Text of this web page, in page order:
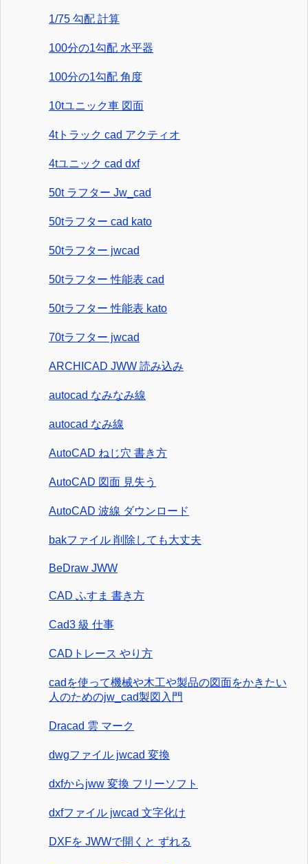
1/75 勾配 計算
100分の1勾配 水平器
100分の1勾配 角度
10tユニック車 図面
4tトラック cad アクティオ
4tユニック cad dxf
50t ラフター Jw_cad
50tラフター cad kato
50tラフター jwcad
50tラフター 性能表 cad
50tラフター 性能表 kato
70tラフター jwcad
ARCHICAD JWW 読み込み
autocad なみなみ線
autocad なみ線
AutoCAD ねじ穴 書き方
AutoCAD 図面 見失う
AutoCAD 波線 ダウンロード
bakファイル 削除しても大丈夫
BeDraw JWW
CAD ふすま 書き方
Cad3 級 仕事
CADトレース やり方
cadを使って機械や木工や製品の図面をかきたい
人のためのjw_cad製図入門
Dracad 雲 マーク
dwgファイル jwcad 変換
dxfからjww 変換 フリーソフト
dxfファイル jwcad 文字化け
DXFを JWWで開くと ずれる